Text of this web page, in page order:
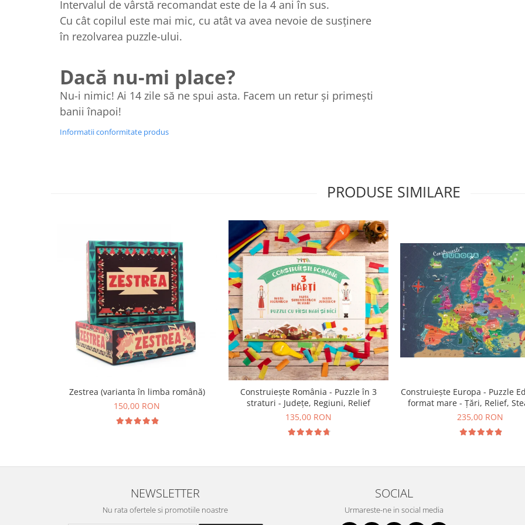
Intervalul de vârstă recomandat este de la 4 ani în sus.
Cu cât copilul este mai mic, cu atât va avea nevoie de susținere
în rezolvarea puzzle-ului.
Dacă nu-mi place?
Nu-i nimic! Ai 14 zile să ne spui asta. Facem un retur și primești
banii înapoi!
Informatii conformitate produs
PRODUSE SIMILARE
Zestrea (varianta în limba română)
150,00 RON
Construiește România - Puzzle în 3
straturi - Județe, Regiuni, Relief
135,00 RON
Construiește Europa - Puzzle
format mare - Țări, Relief,
Obiective Turistice
235,00 RON
NEWSLETTER
Nu rata ofertele si promotiile noastre
SOCIAL
Urmareste-ne in social media